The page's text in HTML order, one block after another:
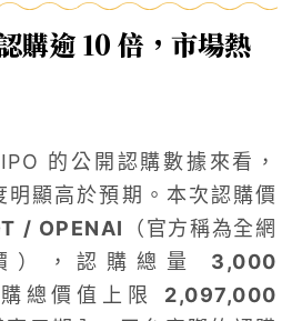
購逾 10 倍，市場熱
的公開認購數據來看，
明顯高於預期。本次認購價
/ OPENAI
（官方稱為全網
），認購總量 3,000
總價值上限 2,097,000